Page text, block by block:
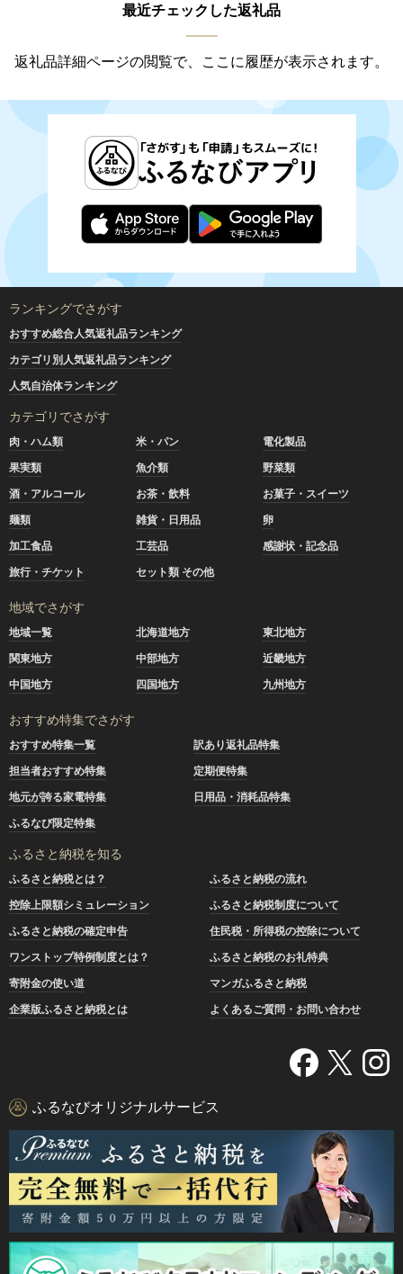
最近チェックした返礼品
返礼品詳細ページの閲覧で、ここに履歴が表示されます。
ランキングでさがす
おすすめ総合人気返礼品ランキング
カテゴリ別人気返礼品ランキング
人気自治体ランキング
カテゴリでさがす
肉・ハム類 米・パン
電化製品
果実類
魚介類
野菜類
酒・アルコール
お茶・飲料
お菓子・スイーツ
麺類
雑貨・日用品
卵
加工食品
工芸品
感謝状・記念品
旅行・チケット
セット類 その他
地域でさがす
地域一覧 北海道地方
東北地方
関東地方
中部地方
近畿地方
中国地方
四国地方 九州地方
おすすめ特集でさがす
おすすめ特集一覧
訳あり返礼品特集
担当者おすすめ特集
定期便特集
地元が誇る家電特集
日用品・消耗品特集
ふるなび限定特集
ふるさと納税を知る
ふるさと納税とは？
ふるさと納税の流れ
控除上限額シミュレーション
ふるさと納税制度について
ふるさと納税の確定申告
住民税・所得税の控除について
ワンストップ特例制度とは？
ふるさと納税のお礼特典
寄附金の使い道
マンガふるさと納税
企業版ふるさと納税とは
よくあるご質問・お問い合わせ
ふるなびオリジナルサービス